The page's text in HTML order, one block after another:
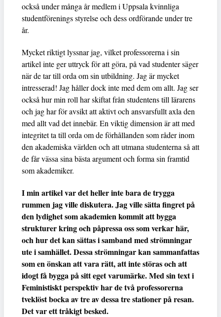
också under många år medlem i Uppsala kvinnliga
studentförenings styrelse och dess ordförande under tre
år.
Mycket riktigt lyssnar jag, vilket professorerna i sin
artikel inte ger uttryck för att göra, på vad studenter säger
när de tar till orda om sin utbildning. Jag är mycket
intresserad! Jag håller dock inte med dem om allt. Jag ser
också hur min roll har skiftat från studentens till lärarens
och jag har för avsikt att aktivt och ansvarsfullt axla den
med allt vad det innebär. En viktig dimension är att med
integritet ta till orda om de förhållanden som råder inom
den akademiska världen och att utmana studenterna så att
de får vässa sina bästa argument och forma sin framtid
som akademiker.
I min artikel var det heller inte bara de trygga
rummen jag ville diskutera. Jag ville sätta fingret på
den lydighet som akademien kommit att bygga
strukturer kring och påpressa oss som verkar här,
och hur det kan sättas i samband med strömningar
ute i samhället. Dessa strömningar kan sammanfattas
som en önskan att vara rätt, att inte störas och att
idogt få bygga på sitt eget varumärke. Med sin text i
Feministiskt perspektiv har de två professorerna
tveklöst bocka av tre av dessa tre stationer på resan.
Det var ett tråkigt besked.